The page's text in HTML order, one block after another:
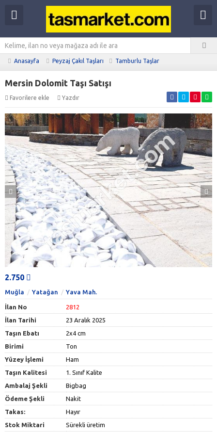
Anasayfa Peyzaj Çakıl Taşları Tamburlu Taşlar
Mersin Dolomit Taşı Satışı
Favorilere ekle Yazdır
2.750
Muğla Yatağan Yava Mah.
İlan No
2812
İlan Tarihi
23 Aralık 2025
Taşın Ebatı
2x4 cm
Birimi
Ton
Yüzey İşlemi
Ham
Taşın Kalitesi
1. Sınıf Kalite
Ambalaj Şekli
Bigbag
Ödeme Şekli
Nakit
Takas:
Hayır
Stok Miktari
Sürekli üretim